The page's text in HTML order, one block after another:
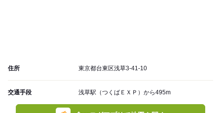
住所 東京都台東区浅草3-41-10
交通手段 浅草駅（つくばＥＸＰ）から495m